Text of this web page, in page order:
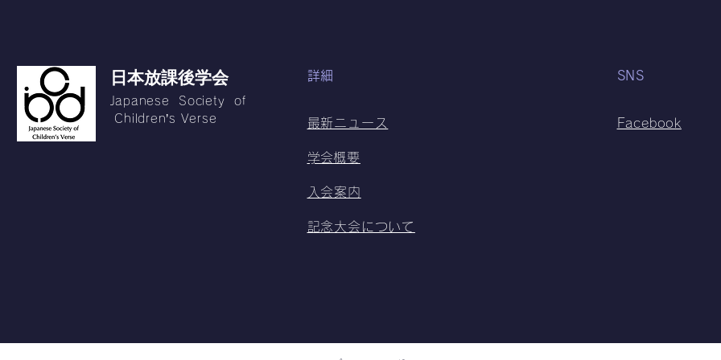
日本放課後学会
Japanese Society of
Children’s Verse
詳細
最新ニュース
​学会概要
入会案内
記念大会について
SNS
Facebook